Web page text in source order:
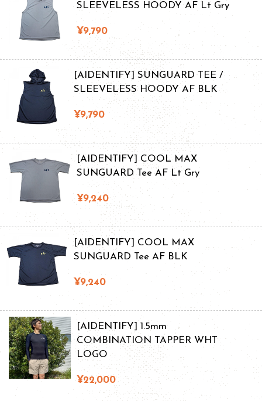
SLEEVELESS HOODY AF Lt Gry
¥9,790
[AIDENTIFY] SUNGUARD TEE /
SLEEVELESS HOODY AF BLK
¥9,790
[AIDENTIFY] COOL MAX
SUNGUARD Tee AF Lt Gry
¥9,240
[AIDENTIFY] COOL MAX
SUNGUARD Tee AF BLK
¥9,240
[AIDENTIFY] 1.5mm
COMBINATION TAPPER WHT
LOGO
¥22,000